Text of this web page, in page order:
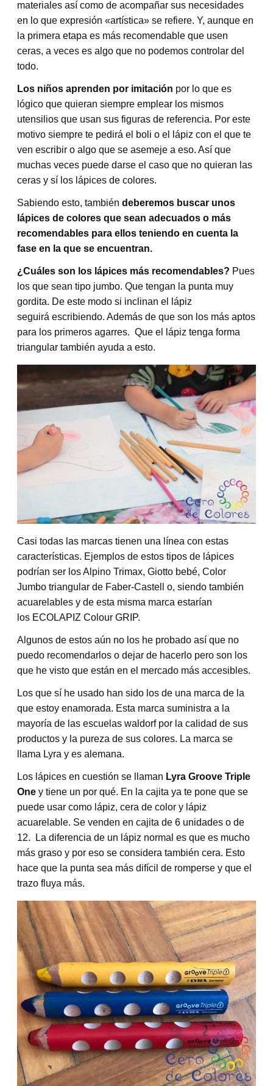
materiales así como de acompañar sus necesidades
en lo que expresión «artística» se refiere. Y, aunque en
la primera etapa es más recomendable que usen
ceras, a veces es algo que no podemos controlar del
todo.
Los niños aprenden por imitación por lo que es
lógico que quieran siempre emplear los mismos
utensilios que usan sus figuras de referencia. Por este
motivo siempre te pedirá el boli o el lápiz con el que te
ven escribir o algo que se asemeje a eso. Así que
muchas veces puede darse el caso que no quieran las
ceras y sí los lápices de colores.
Sabiendo esto, también deberemos buscar unos
lápices de colores que sean adecuados o más
recomendables para ellos teniendo en cuenta la
fase en la que se encuentran.
¿Cuáles son los lápices más recomendables? Pues
los que sean tipo jumbo. Que tengan la punta muy
gordita. De este modo si inclinan el lápiz
seguirá escribiendo. Además de que son los más aptos
para los primeros agarres. Que el lápiz tenga forma
triangular también ayuda a esto.
Casi todas las marcas tienen una línea con estas
características. Ejemplos de estos tipos de lápices
podrían ser los Alpino Trimax, Giotto bebé, Color
Jumbo triangular de Faber-Castell o, siendo también
acuarelables y de esta misma marca estarían
los ECOLAPIZ Colour GRIP.
Algunos de estos aún no los he probado así que no
puedo recomendarlos o dejar de hacerlo pero son los
que he visto que están en el mercado más accesibles.
Los que sí he usado han sido los de una marca de la
que estoy enamorada. Esta marca suministra a la
mayoría de las escuelas waldorf por la calidad de sus
productos y la pureza de sus colores. La marca se
llama Lyra y es alemana.
Los lápices en cuestión se llaman Lyra Groove Triple
One y tiene un por qué. En la cajita ya te pone que se
puede usar como lápiz, cera de color y lápiz
acuarelable. Se venden en cajita de 6 unidades o de
12. La diferencia de un lápiz normal es que es mucho
más graso y por eso se considera también cera. Esto
hace que la punta sea más difícil de romperse y que el
trazo fluya más.